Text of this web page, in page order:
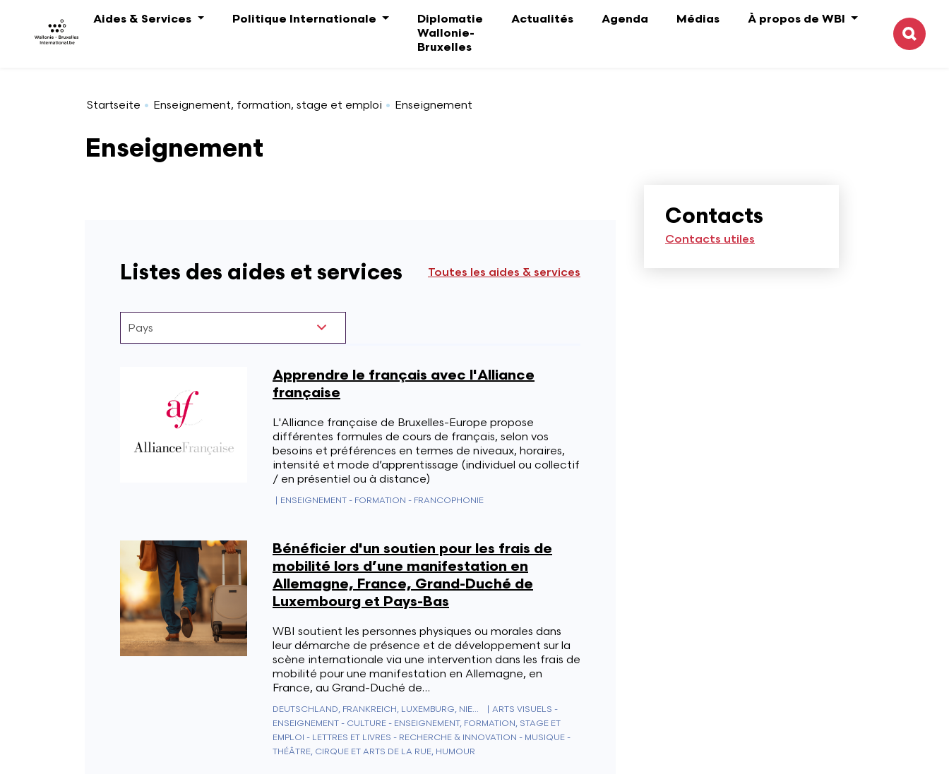
Aides & Services
Politique Internationale
Diplomatie
Wallonie-
Bruxelles
Actualités Agenda Médias
À propos de WBI
Startseite Enseignement, formation, stage et emploi Enseignement
Enseignement
Listes des aides et services Toutes les aides & services
Apprendre le français avec l'Alliance
française
L'Alliance française de Bruxelles-Europe propose
différentes formules de cours de français, selon vos
besoins et préférences en termes de niveaux, horaires,
intensité et mode d’apprentissage (individuel ou collectif
/ en présentiel ou à distance)
ENSEIGNEMENT - FORMATION - FRANCOPHONIE
Bénéficier d'un soutien pour les frais de
mobilité lors d’une manifestation en
Allemagne, France, Grand-Duché de
Luxembourg et Pays-Bas
WBI soutient les personnes physiques ou morales dans
leur démarche de présence et de développement sur la
scène internationale via une intervention dans les frais de
mobilité pour une manifestation en Allemagne, en
France, au Grand-Duché de…
DEUTSCHLAND, FRANKREICH, LUXEMBURG, NIEDERLANDE
ARTS VISUELS -
ENSEIGNEMENT - CULTURE - ENSEIGNEMENT, FORMATION, STAGE ET
EMPLOI - LETTRES ET LIVRES - RECHERCHE & INNOVATION - MUSIQUE -
THÉÂTRE, CIRQUE ET ARTS DE LA RUE, HUMOUR
Contacts
Contacts utiles